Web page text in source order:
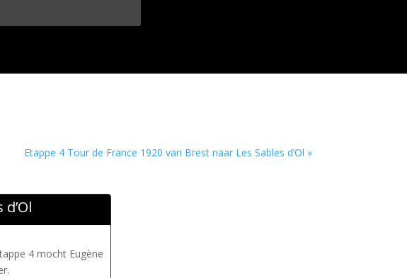
Etappe 4 Tour de France 1920 van Brest naar Les Sables d’Ol »
4 mocht Eugène